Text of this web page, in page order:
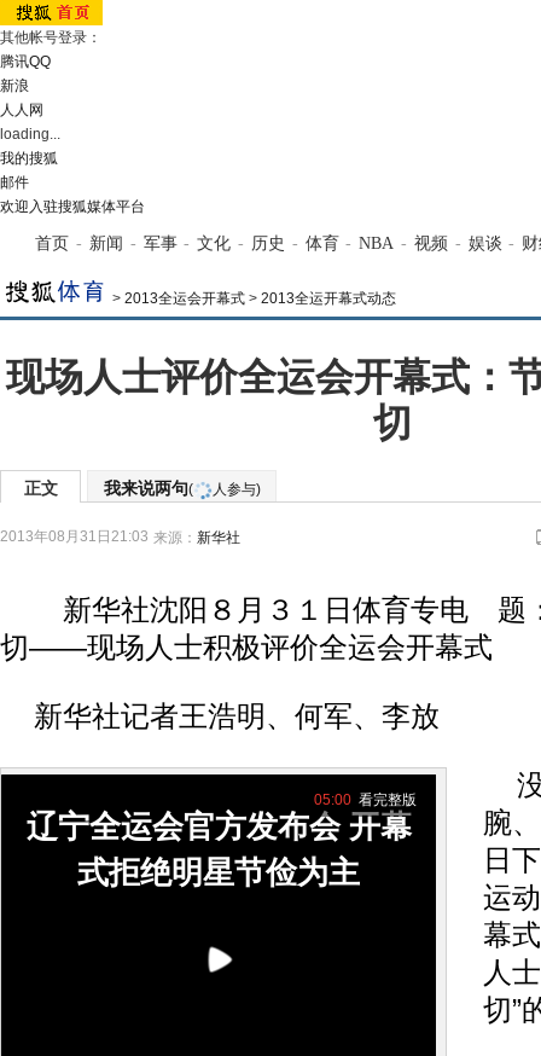
其他帐号登录：
腾讯QQ
新浪
人人网
loading...
我的搜狐
邮件
欢迎入驻搜狐媒体平台
首页 - 新闻 - 军事 - 文化 - 历史 - 体育 - NBA - 视频 - 娱谈 -
> 2013全运会开幕式 > 2013全运开幕式动态
现场人士评价全运会开幕式：
切
正文 我来说两句( 人参与)
2013年08月31日21:03 来源： 新华社
新华社沈阳８月３１日体育专电 题
切——现场人士积极评价全运会开幕式
新华社记者王浩明、何军、李放
辽宁全运会官方发布会 开幕
式拒绝明星节俭为主
05:00 看完整版
没
腕
日
运
幕
人
切”